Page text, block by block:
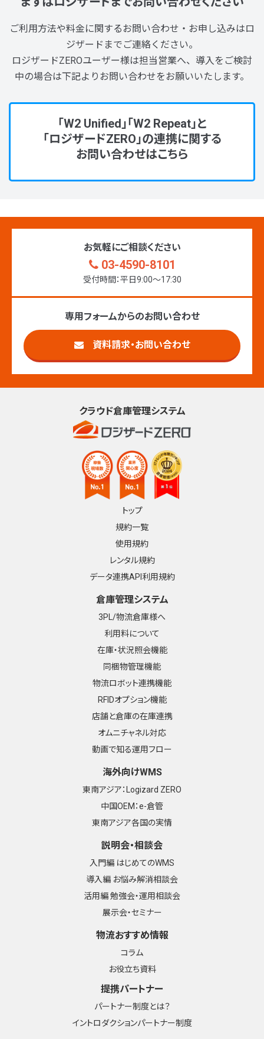
ご利用方法や料金に関するお問い合わせ・お申し込みはロ
ジザードまでご連絡ください。
ロジザードZEROユーザー様は担当営業へ、導入をご検討
中の場合は下記よりお問い合わせをお願いいたします。
「W2 Unified」「W2 Repeat」と
「ロジザードZERO」の連携に関する
お問い合わせはこちら
お気軽にご相談ください
03-4590-8101
受付時間：平日9:00〜17:30
専用フォームからのお問い合わせ
資料請求・お問い合わせ
クラウド倉庫管理システム
トップ
規約一覧
使用規約
レンタル規約
データ連携API利用規約
倉庫管理システム
3PL/物流倉庫様へ
利用料について
在庫・状況照会機能
同梱物管理機能
物流ロボット連携機能
RFIDオプション機能
店舗と倉庫の在庫連携
オムニチャネル対応
動画で知る運用フロー
海外向けWMS
東南アジア：Logizard ZERO
中国OEM：e-倉管
東南アジア各国の実情
説明会・相談会
入門編 はじめてのWMS
導入編 お悩み解消相談会
活用編 勉強会・運用相談会
展示会・セミナー
物流おすすめ情報
コラム
お役立ち資料
提携パートナー
パートナー制度とは？
イントロダクションパートナー制度